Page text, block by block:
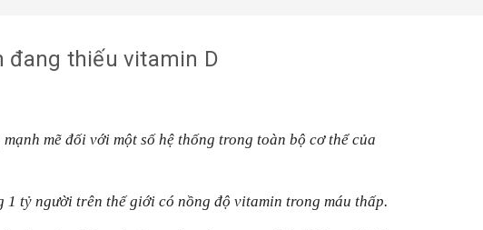
đang thiếu vitamin D
mẽ đối với một số hệ thống trong toàn bộ cơ thể của
tỷ người trên thế giới có nồng độ vitamin trong máu thấp.